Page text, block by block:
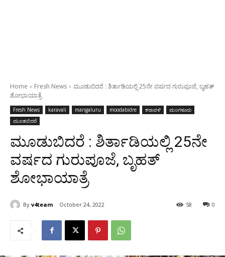
Home Fresh News
ಮೂಡುಬಿದರೆ : ಶಿರ್ತಾಡಿಯಲ್ಲಿ 25ನೇ ವರ್ಷದ ಗುರುಪೂಜೆ, ಬೃಹತ್
ಶೋಭಾಯಾತ್ರೆ
Fresh News karavali mangaluru moodabidre ಕರಾವಳಿ
ಮಂಗಳೂರು
ಮೂಡಬಿದರೆ
ಮೂಡುಬಿದರೆ : ಶಿರ್ತಾಡಿಯಲ್ಲಿ 25ನೇ
ವರ್ಷದ ಗುರುಪೂಜೆ, ಬೃಹತ್
ಶೋಭಾಯಾತ್ರೆ
By v4team October 24, 2022 0
58